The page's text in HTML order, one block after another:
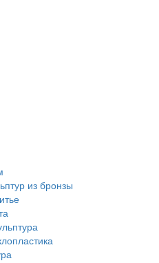
из бронзы